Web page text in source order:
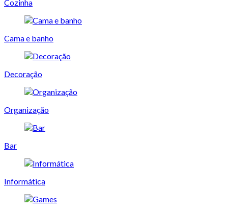
Cozinha
Cama e banho
Decoração
Organização
Bar
Informática